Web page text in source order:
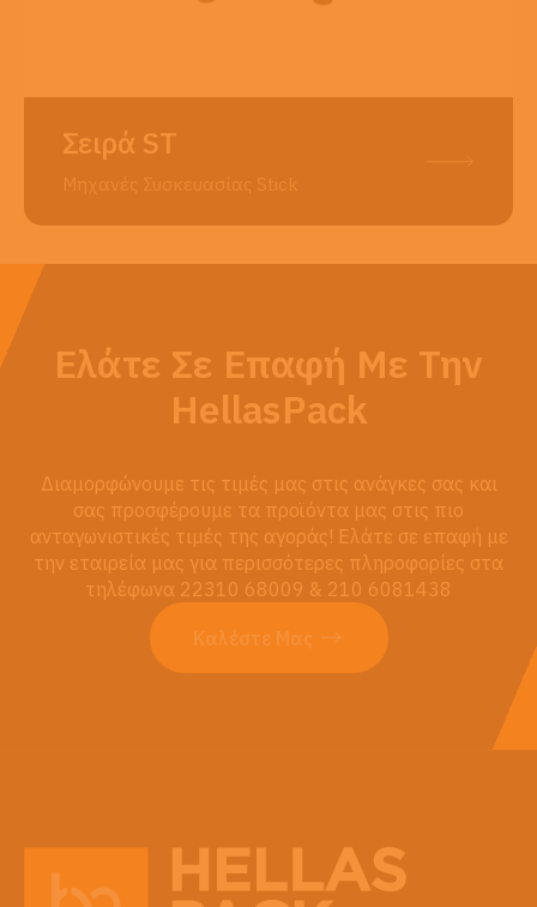
Σειρά ST
Ελάτε Σε Επαφή Με Την
HellasPack
Διαμορφώνουμε τις τιμές μας στις ανάγκες σας και
σας προσφέρουμε τα προϊόντα μας στις πιο
ανταγωνιστικές τιμές της αγοράς! Ελάτε σε επαφή με
την εταιρεία μας για περισσότερες πληροφορίες στα
τηλέφωνα 22310 68009 & 210 6081438
Καλέστε Μας